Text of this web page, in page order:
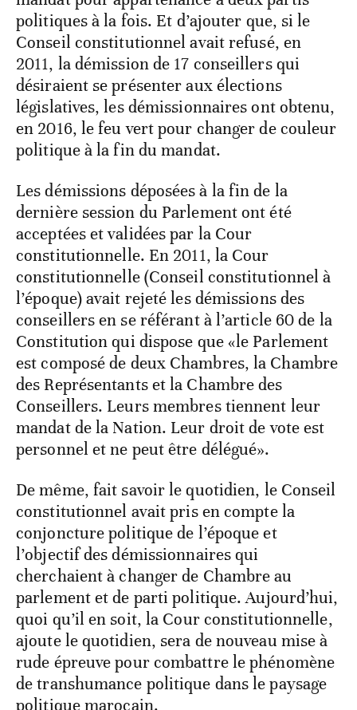
politiques à la fois. Et d’ajouter que, si le
Conseil constitutionnel avait refusé, en
2011, la démission de 17 conseillers qui
désiraient se présenter aux élections
législatives, les démissionnaires ont obtenu,
en 2016, le feu vert pour changer de couleur
politique à la fin du mandat.
Les démissions déposées à la fin de la
dernière session du Parlement ont été
acceptées et validées par la Cour
constitutionnelle. En 2011, la Cour
constitutionnelle (Conseil constitutionnel à
l’époque) avait rejeté les démissions des
conseillers en se référant à l’article 60 de la
Constitution qui dispose que «le Parlement
est composé de deux Chambres, la Chambre
des Représentants et la Chambre des
Conseillers. Leurs membres tiennent leur
mandat de la Nation. Leur droit de vote est
personnel et ne peut être délégué».
De même, fait savoir le quotidien, le Conseil
constitutionnel avait pris en compte la
conjoncture politique de l’époque et
l’objectif des démissionnaires qui
cherchaient à changer de Chambre au
parlement et de parti politique. Aujourd’hui,
quoi qu’il en soit, la Cour constitutionnelle,
ajoute le quotidien, sera de nouveau mise à
rude épreuve pour combattre le phénomène
de transhumance politique dans le paysage
politique marocain.